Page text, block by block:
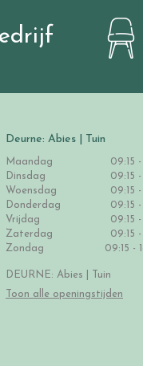
Deurne: Abies | Tuin
Maandag
09:15 -
Dinsdag
09:15 -
Woensdag
09:15 -
Donderdag
09:15 -
Vrijdag
09:15 -
Zaterdag
09:15 -
Zondag
09:15 -
DEURNE: Abies | Tuin
Toon alle openingstijden